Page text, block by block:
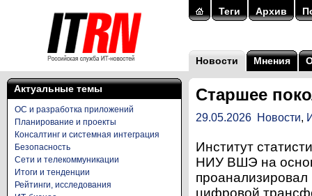
Теги Архив
Новости Мнения
Актуальные темы
ОС и разработка приложений
Планирование и проекты
Консалтинг и системная интеграция
Безопасность
Сети и телекоммуникации
Итоги и тенденции
Рейтинги, исследования
Старшее
29.05.2026 Новости,
Институт
НИУ ВШЭ на
проанализировал
цифровой